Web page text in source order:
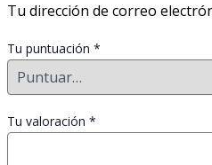
Tu dirección de correo
Tu puntuación *
Tu valoración *